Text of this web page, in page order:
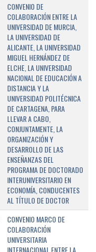
CONVENIO DE
COLABORACIÓN ENTRE LA
UNIVERSIDAD DE MURCIA,
LA UNIVERSIDAD DE
ALICANTE, LA UNIVERSIDAD
MIGUEL HERNÁNDEZ DE
ELCHE, LA UNIVERSIDAD
NACIONAL DE EDUCACIÓN A
DISTANCIA Y LA
UNIVERSIDAD POLITÉCNICA
DE CARTAGENA, PARA
LLEVAR A CABO,
CONJUNTAMENTE, LA
ORGANIZACIÓN Y
DESARROLLO DE LAS
ENSEÑANZAS DEL
PROGRAMA DE DOCTORADO
INTERUNIVERSITARIO EN
ECONOMÍA, CONDUCENTES
AL TÍTULO DE DOCTOR
CONVENIO MARCO DE
COLABORACIÓN
UNIVERSITARIA
INTERNACIONAL ENTRE LA